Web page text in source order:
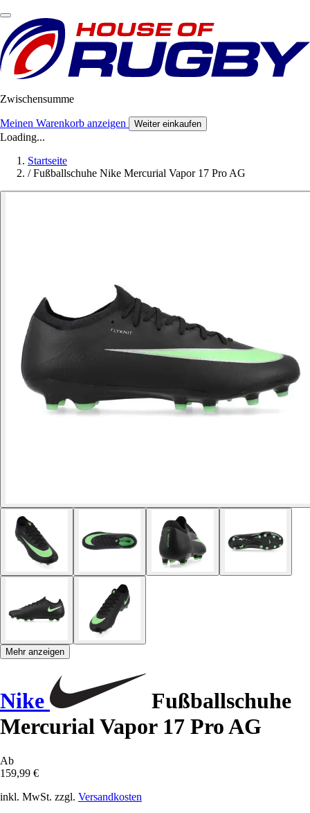
Zwischensumme
Meinen Warenkorb anzeigen Weiter einkaufen
Loading...
Startseite
/ Fußballschuhe Nike Mercurial Vapor 17 Pro AG
Mehr anzeigen
Nike
Fußballschuhe
Mercurial Vapor 17 Pro AG
Ab
159,99 €
inkl. MwSt. zzgl. Versandkosten